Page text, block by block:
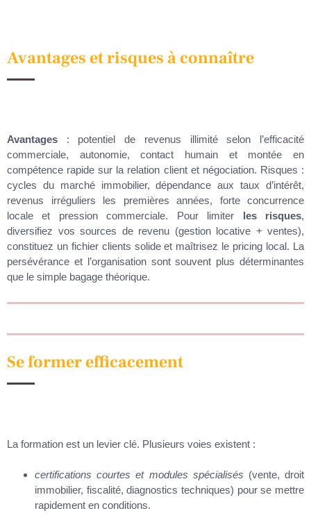
Avantages et risques à connaître
Avantages : potentiel de revenus illimité selon l’efficacité
commerciale, autonomie, contact humain et montée en
compétence rapide sur la relation client et négociation. Risques :
cycles du marché immobilier, dépendance aux taux d’intérêt,
revenus irréguliers les premières années, forte concurrence
locale et pression commerciale. Pour limiter les risques,
diversifiez vos sources de revenu (gestion locative + ventes),
constituez un fichier clients solide et maîtrisez le pricing local. La
persévérance et l’organisation sont souvent plus déterminantes
que le simple bagage théorique.
Se former efficacement
La formation est un levier clé. Plusieurs voies existent :
certifications courtes et modules spécialisés (vente, droit
immobilier, fiscalité, diagnostics techniques) pour se mettre
rapidement en conditions.